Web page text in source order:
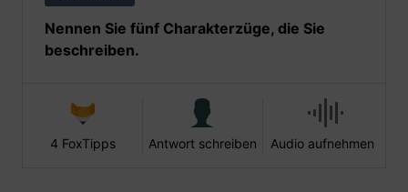
Nennen Sie fünf Charakterzüge, die Sie
beschreiben.
4 FoxTipps Antwort schreiben Audio aufnehmen